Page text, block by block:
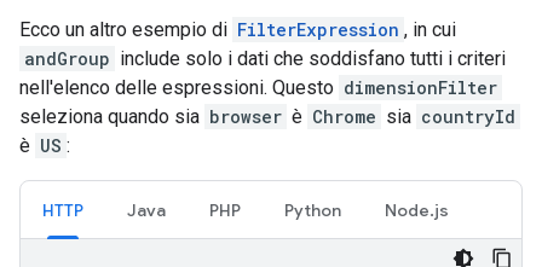
Ecco un altro esempio di FilterExpression , in cui
andGroup include solo i dati che soddisfano tutti i criteri
nell'elenco delle espressioni. Questo dimensionFilter
seleziona quando sia browser è Chrome sia countryId
è US :
HTTP Java PHP Python Node.js